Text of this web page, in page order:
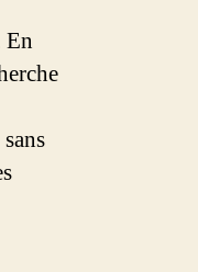
un
En